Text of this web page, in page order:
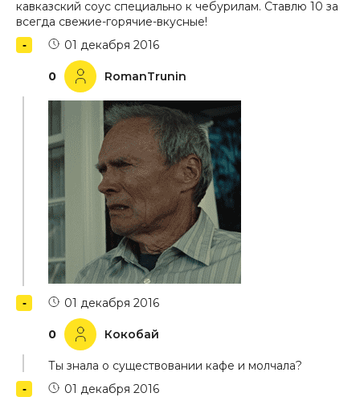
кавказский соус специально к чебурилам. Ставлю 10 за
всегда свежие-горячие-вкусные!
0 RomanTrunin
01 декабря 2016
0 Кокобай
01 декабря 2016
Ты знала о существовании кафе и молчала?
01 декабря 2016